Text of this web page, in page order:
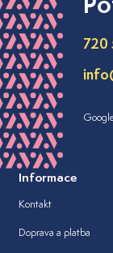
720
Informace
Kontakt
Doprava a platba